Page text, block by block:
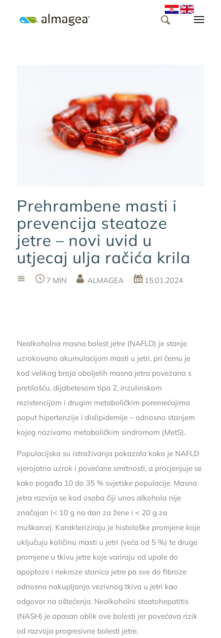
Prehrambene masti i
prevencija steatoze
jetre – novi uvid u
utjecaj ulja račića krila
7 MIN ALMAGEA 15.01.2024
Nealkoholna masna bolest jetre (NAFLD) je stanje
uzrokovano akumulacijom masti u jetri, pri čemu je
kod velikog broja oboljelih masna jetra povezana s
pretilošću, dijabetesom tipa 2, inzulinskom
rezistencijom i drugim metaboličkim poremećajima
poput hipertenzije i dislipidemije – odnosno stanjem
kojeg nazivamo metaboličkim sindromom (MetS).
Populacijska su istraživanja pokazala kako je NAFLD
vjerojatno uzrok i povećane smrtnosti, a procjenjuje se
kako pogađa 10 do 35 % svjetske populacije. Masna
jetra razvija se kod osoba čiji unos alkohola nije
značajan (< 10 g na dan za žene i < 20 g za
muškarce). Karakteriziraju je histološke promjene koje
uključuju količinu masti u jetri (veća od 5 %) te druge
promjene u tkivu jetre koje variraju od upale do
apoptoze i nekroze stanica jetre pa sve do fibroze
odnosno nakupljanja vezivnog tkiva u jetri kao
odgovor na oštećenja. Nealkoholni steatohepatitis
(NASH) je opasan oblik ove bolesti jer povećava rizik
od razvoja progresivne bolesti jetre.